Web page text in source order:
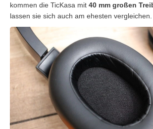
kommen die TicKasa mit 40 mm großen
lassen sie sich auch am ehesten vergleichen.